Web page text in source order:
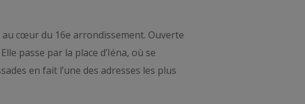
au cœur du 16e arrondissement. Ouverte
passe par la place d’Iéna, où se
en fait l’une des adresses les plus